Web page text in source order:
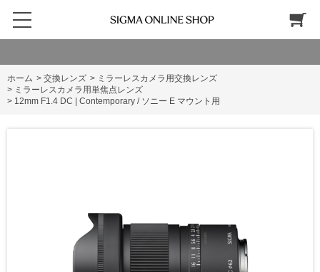
ホーム > 交換レンズ > ミラーレスカメラ用交換レンズ
> ミラーレスカメラ用単焦点レンズ
> 12mm F1.4 DC | Contemporary / ソニー E マウント用